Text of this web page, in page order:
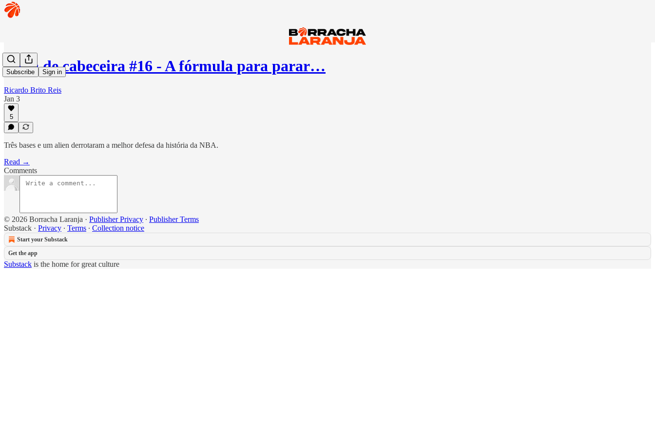
Subscribe Sign in
Mesa de cabeceira #16 - A fórmula para parar…
Ricardo Brito Reis
Jan 3
5
Três bases e um alien derrotaram a melhor defesa da história da NBA.
Read →
Comments
© 2026 Borracha Laranja · Publisher Privacy ∙ Publisher Terms
Substack · Privacy ∙ Terms ∙ Collection notice
Start your Substack
Get the app
Substack is the home for great culture